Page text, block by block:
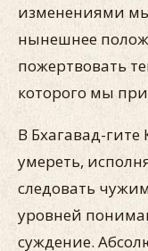
изменениями
нынешнее
пожертвовать
которого мы
В Бхагавад-
умереть,
следовать
уровней
суждение.